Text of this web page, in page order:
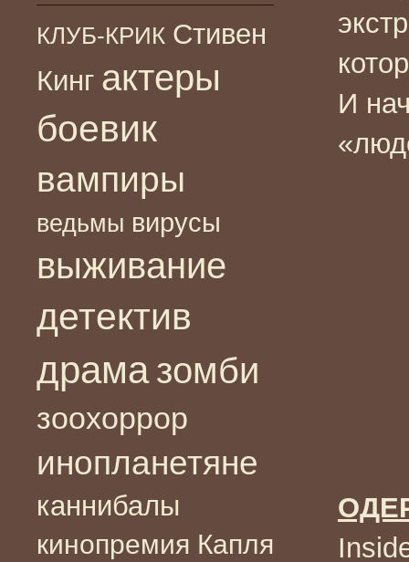
КЛУБ-КРИК Стивен
Кинг актеры
боевик
вампиры
ведьмы вирусы
выживание
детектив
драма зомби
зоохоррор
инопланетяне
каннибалы
кинопремия Капля
И